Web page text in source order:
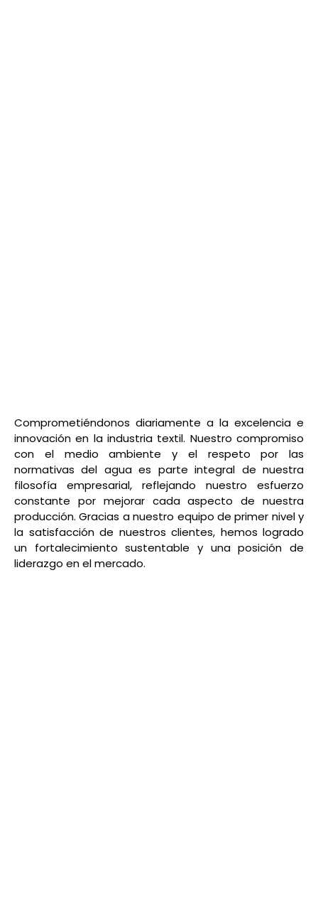
Comprometiéndonos diariamente a la excelencia e
innovación en la industria textil. Nuestro compromiso
con el medio ambiente y el respeto por las
normativas del agua es parte integral de nuestra
filosofía empresarial, reflejando nuestro esfuerzo
constante por mejorar cada aspecto de nuestra
producción. Gracias a nuestro equipo de primer nivel y
la satisfacción de nuestros clientes, hemos logrado
un fortalecimiento sustentable y una posición de
liderazgo en el mercado.